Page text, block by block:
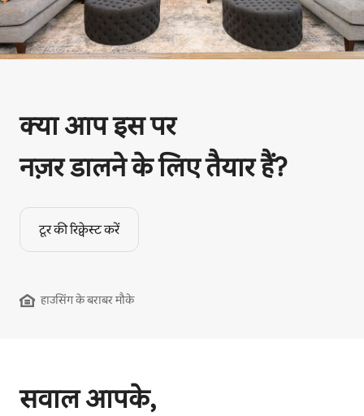
क्या आप इस पर
नज़र डालने के लिए तैयार हैं?
टूर की रिक्वेस्ट करें
हाउसिंग के बराबर मौके
सवाल आपके,